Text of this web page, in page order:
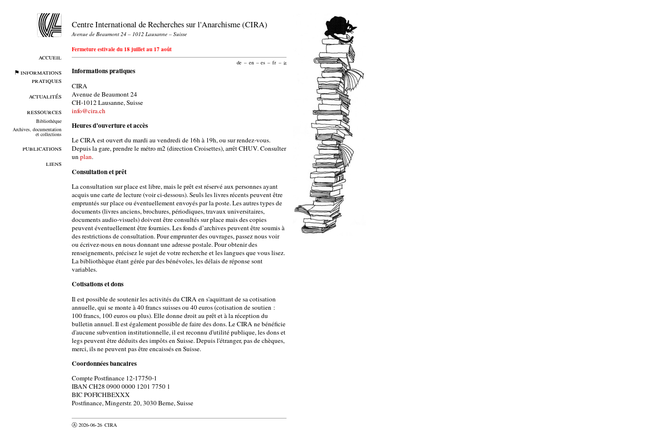
accueil
informations
pratiques
actualités
ressources
Bibliothèque
Archives, documentation
et collections
publications
liens
Centre International de Recherches sur l'Anarchisme (CIRA)
Avenue de Beaumont 24 – 1012 Lausanne – Suisse
Fermeture estivale du 18 juillet au 17 août
de – en – es – fr – it
Informations pratiques
CIRA
Avenue de Beaumont 24
CH-1012 Lausanne, Suisse
info@cira.ch
Heures d’ouverture et accès
Le CIRA est ouvert du mardi au vendredi de 16h à 19h, ou sur rendez-vous.
Depuis la gare, prendre le métro m2 (direction Croisettes), arrêt CHUV. Consulter
unplan.
Consultation et prêt
La consultation sur place est libre, mais le prêt est réservé aux personnes ayant
acquis une carte de lecture (voir ci-dessous). Seuls les livres récents peuvent être
empruntés sur place ou éventuellement envoyés par la poste. Les autres types de
documents (livres anciens, brochures, périodiques, travaux universitaires,
documents audio-visuels) doivent être consultés sur place mais des copies
peuvent éventuellement être fournies. Les fonds d’archives peuvent être soumis à
des restrictions de consultation. Pour emprunter des ouvrages, passez nous voir
ou écrivez-nous en nous donnant une adresse postale. Pour obtenir des
renseignements, précisez le sujet de votre recherche et les langues que vous lisez.
La bibliothèque étant gérée par des bénévoles, les délais de réponse sont
variables.
Cotisations et dons
Il est possible de soutenir les activités du CIRA en s'aquittant de sa cotisation
annuelle, qui se monte à 40 francs suisses ou 40 euros (cotisation de soutien :
100 francs, 100 euros ou plus). Elle donne droit au prêt et à la réception du
bulletin annuel. Il est également possible de faire des dons. Le CIRA ne bénéficie
d'aucune subvention institutionnelle, il est reconnu d'utilité publique, les dons et
legs peuvent être déduits des impôts en Suisse. Depuis l'étranger, pas de chèques,
merci, ils ne peuvent pas être encaissés en Suisse.
Coordonnées bancaires
Compte Postfinance 12-17750-1
IBAN CH28 0900 0000 1201 7750 1
BIC POFICHBEXXX
Postfinance, Mingerstr. 20, 3030 Berne, Suisse
Ⓐ 2026-06-26 CIRA